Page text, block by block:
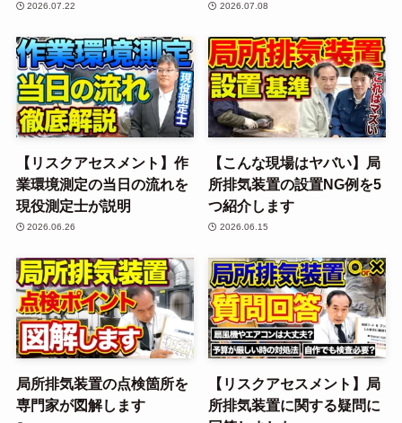
2026.07.22 2026.07.08
【リスクアセスメント】作
業環境測定の当日の流れを
現役測定士が説明
2026.06.26
【こんな現場はヤバい】局
所排気装置の設置NG例を5
つ紹介します
2026.06.15
局所排気装置の点検箇所を
専門家が図解します
【リスクアセスメント】局
所排気装置に関する疑問に